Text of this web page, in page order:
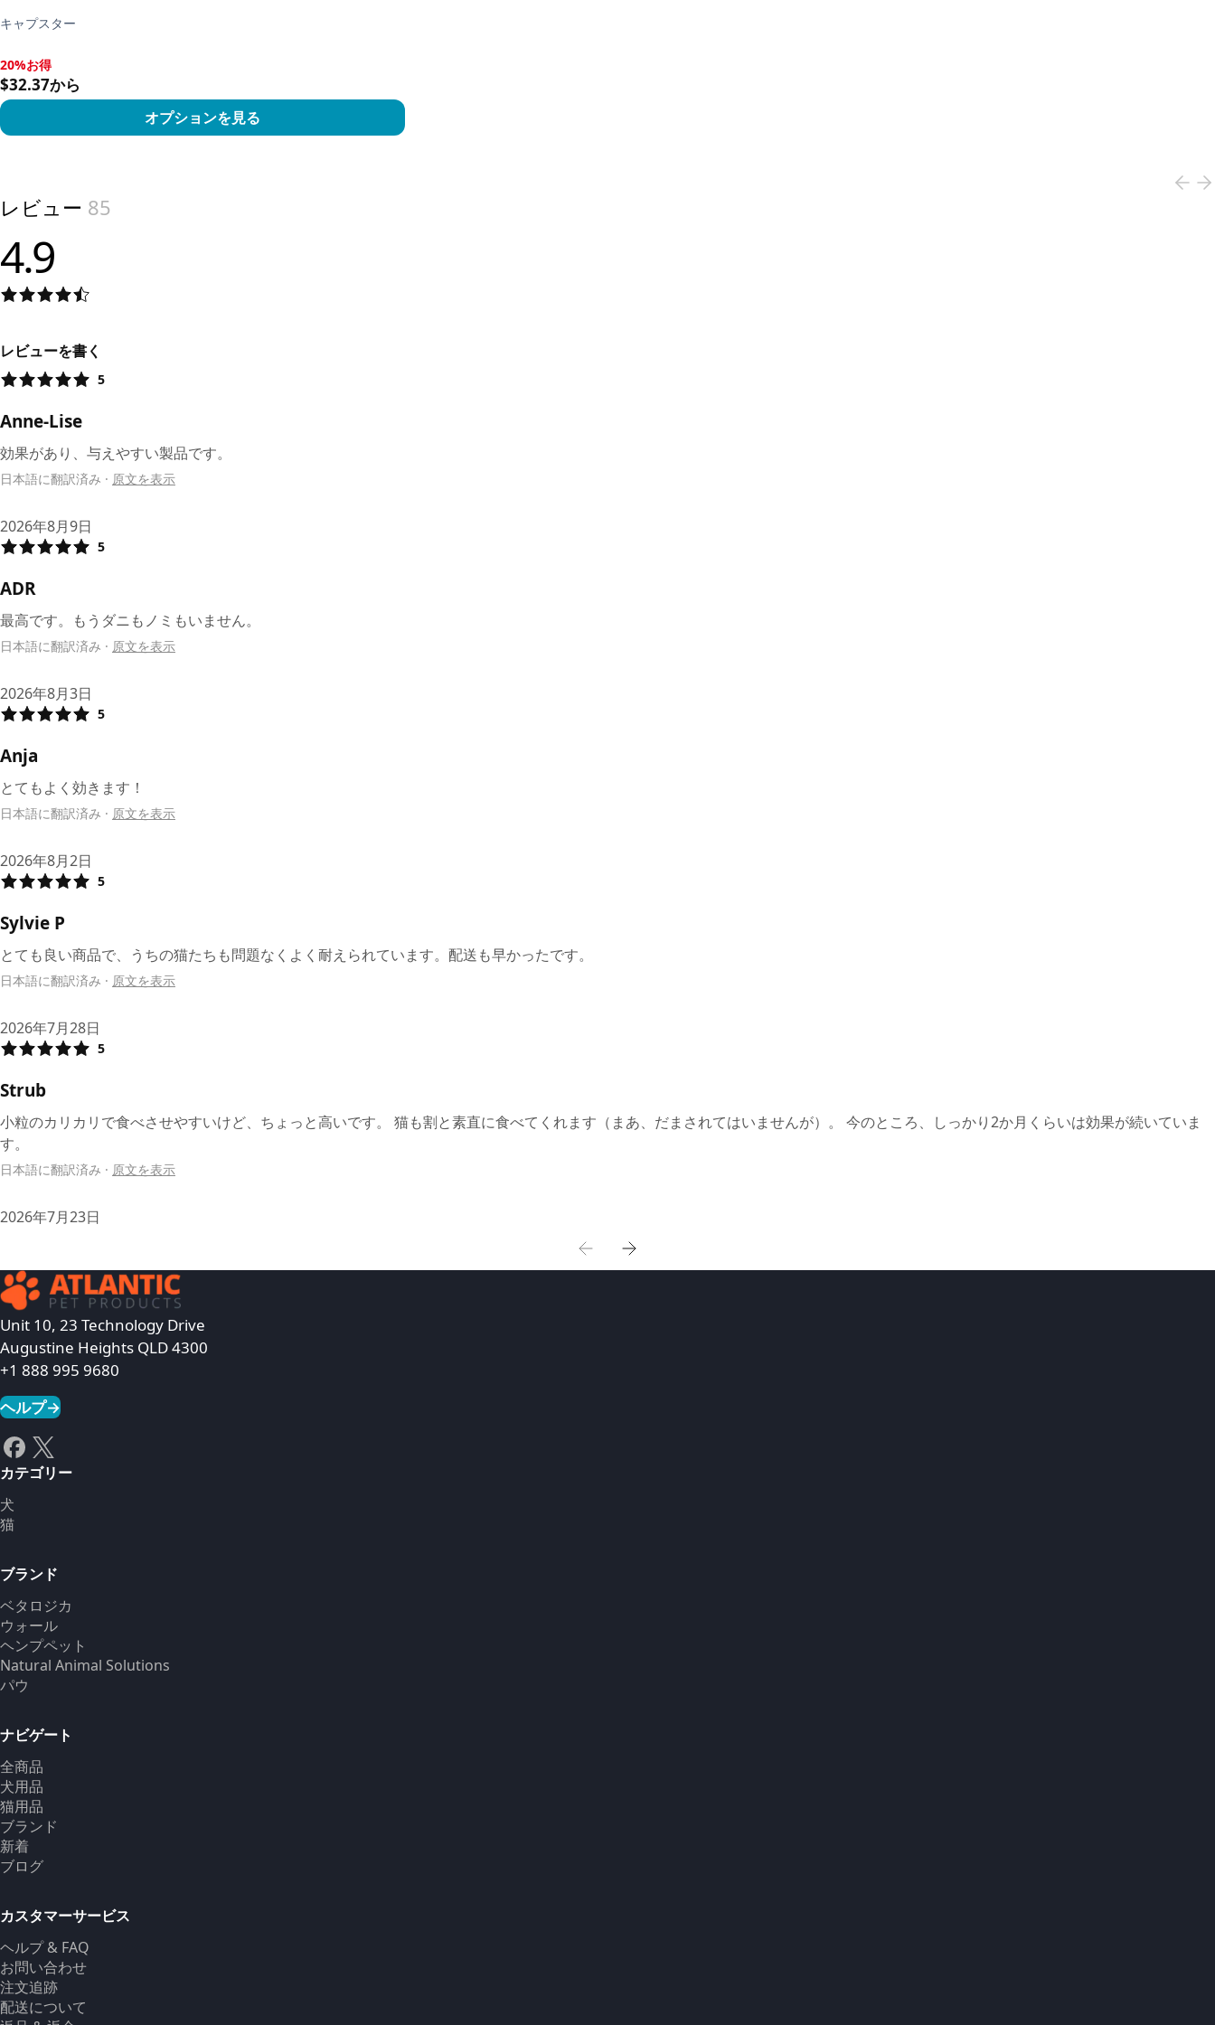
キャプスター
20%お得, $32.37から
20%お得
$32.37から
オプションを見る
レビュー 85
4.9
レビューを書く
5
Anne-Lise
効果があり、与えやすい製品です。
日本語に翻訳済み · 原文を表示
2026年8月9日
5
ADR
最高です。もうダニもノミもいません。
日本語に翻訳済み · 原文を表示
2026年8月3日
5
Anja
とてもよく効きます！
日本語に翻訳済み · 原文を表示
2026年8月2日
5
Sylvie P
とても良い商品で、うちの猫たちも問題なくよく耐えられています。配送も早かったです。
日本語に翻訳済み · 原文を表示
2026年7月28日
5
Strub
小粒のカリカリで食べさせやすいけど、ちょっと高いです。 猫も割と素直に食べてくれます（まあ、だまされてはいませんが）。 今のところ、しっかり2か月くらいは効果が続いていま
す。
日本語に翻訳済み · 原文を表示
2026年7月23日
Unit 10, 23 Technology Drive
Augustine Heights QLD 4300
+1 888 995 9680
ヘルプ→
カテゴリー
犬
猫
ブランド
ベタロジカ
ウォール
ヘンプペット
Natural Animal Solutions
パウ
ナビゲート
全商品
犬用品
猫用品
ブランド
新着
ブログ
カスタマーサービス
ヘルプ & FAQ
お問い合わせ
注文追跡
配送について